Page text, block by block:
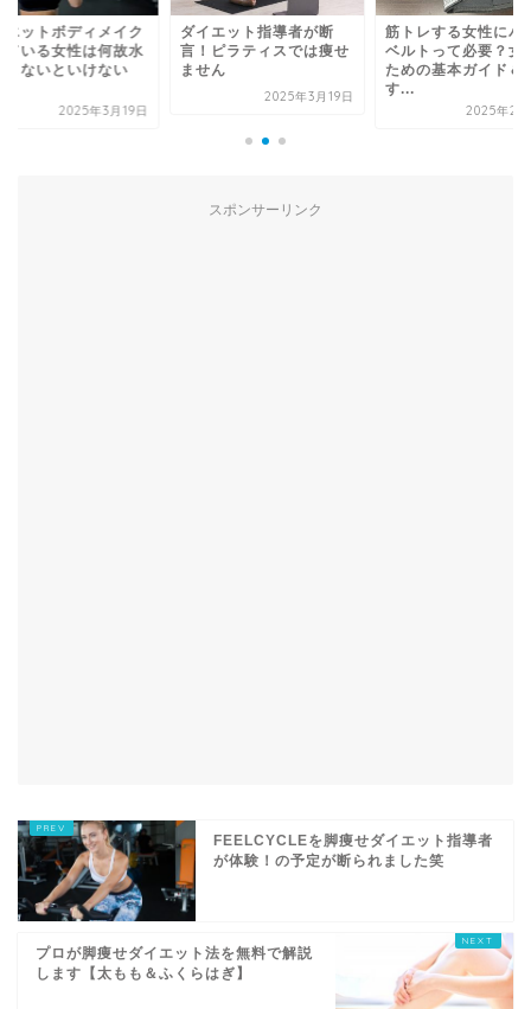
エットボディメイク
ている女性は何故水
まないといけない
2025年3月19日
ダイエット指導者が断
言！ピラティスでは痩せ
ません
2025年3月19日
筋トレする女性にパ
ベルトって必要？女
ための基本ガイド＆
す...
2025年2
スポンサーリンク
FEELCYCLEを脚痩せダイエット指導者
が体験！の予定が断られました笑
プロが脚痩せダイエット法を無料で解説
します【太もも＆ふくらはぎ】